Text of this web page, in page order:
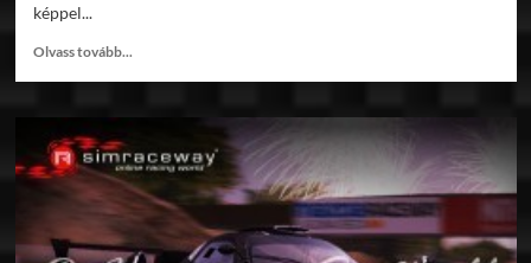
képpel...
Olvass tovább...
Floripa
előzetesek